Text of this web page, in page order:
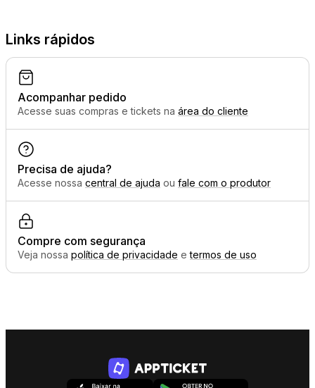
Links rápidos
Acompanhar pedido
Acesse suas compras e tickets na área do cliente
Precisa de ajuda?
Acesse nossa central de ajuda ou fale com o produtor
Compre com segurança
Veja nossa política de privacidade etermos de uso